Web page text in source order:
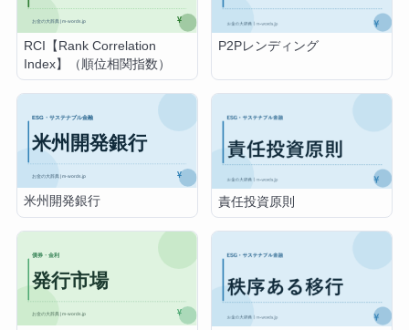
RCI【Rank Correlation
Index】（順位相関指数）
P2Pレンディング
米州開発銀行 責任投資原則